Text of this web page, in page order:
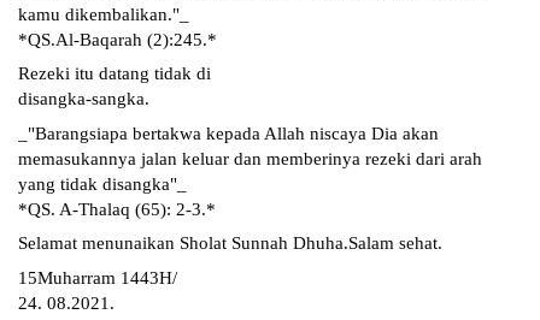
kamu dikembalikan."_
*QS.Al-Baqarah (2):245.*
Rezeki itu datang tidak di
disangka-sangka.
_"Barangsiapa bertakwa kepada Allah niscaya Dia akan
memasukannya jalan keluar dan memberinya rezeki dari arah
yang tidak disangka"_
*QS. A-Thalaq (65): 2-3.*
Selamat menunaikan Sholat Sunnah Dhuha.Salam sehat.
15Muharram 1443H/
24. 08.2021.